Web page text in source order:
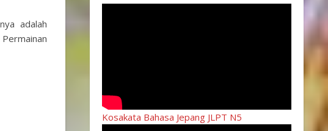
adalah
Kosakata Bahasa Jepang JLPT N5